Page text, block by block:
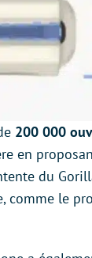
200 000
en
du
comme le